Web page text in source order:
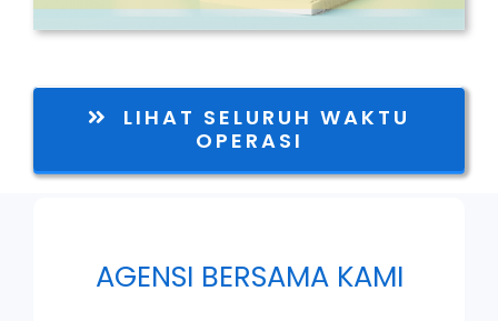
LIHAT SELURUH WAKTU
OPERASI
AGENSI BERSAMA KAMI